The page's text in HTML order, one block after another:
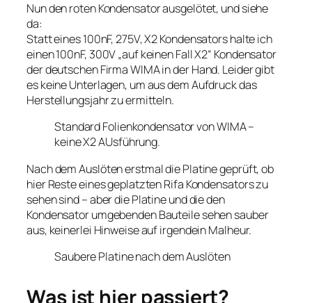
Nun den roten Kondensator ausgelötet, und siehe
da:
Statt eines 100nF, 275V, X2 Kondensators halte ich
einen 100nF, 300V „auf keinen Fall X2“ Kondensator
der deutschen Firma WIMA in der Hand. Leider gibt
es keine Unterlagen, um aus dem Aufdruck das
Herstellungsjahr zu ermitteln.
Standard Folienkondensator von WIMA –
keine X2 AUsführung.
Nach dem Auslöten erstmal die Platine geprüft, ob
hier Reste eines geplatzten Rifa Kondensators zu
sehen sind – aber die Platine und die den
Kondensator umgebenden Bauteile sehen sauber
aus, keinerlei Hinweise auf irgendein Malheur.
Saubere Platine nach dem Auslöten
Was ist hier passiert?